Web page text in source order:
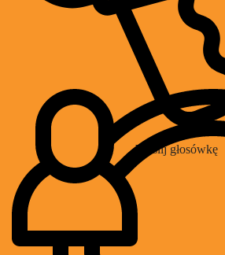
Wyślij głosówkę